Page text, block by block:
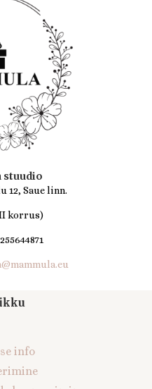
stuudio
12, Saue linn.
korrus)
info